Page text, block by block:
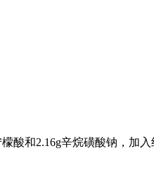
酸和2.16g辛烷磺酸钠，加